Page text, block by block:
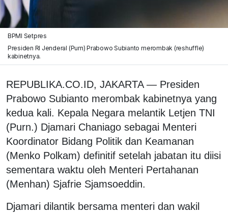
BPMI Setpres
Presiden RI Jenderal (Purn) Prabowo Subianto merombak (reshuffle)
kabinetnya.
REPUBLIKA.CO.ID, JAKARTA — Presiden
Prabowo Subianto merombak kabinetnya yang
kedua kali. Kepala Negara melantik Letjen TNI
(Purn.) Djamari Chaniago sebagai Menteri
Koordinator Bidang Politik dan Keamanan
(Menko Polkam) definitif setelah jabatan itu diisi
sementara waktu oleh Menteri Pertahanan
(Menhan) Sjafrie Sjamsoeddin.
Djamari dilantik bersama menteri dan wakil